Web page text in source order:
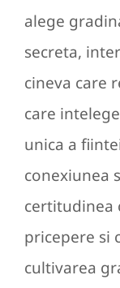
alege
secreta,
cineva care
care
unica a
conexiunea
certitudinea
pricepere si
cultivarea